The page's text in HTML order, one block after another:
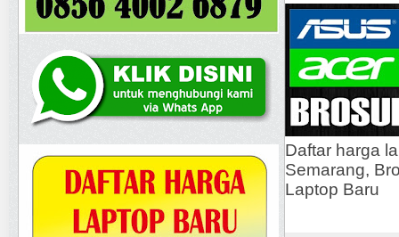
Daftar harga
Semarang,
Laptop Baru